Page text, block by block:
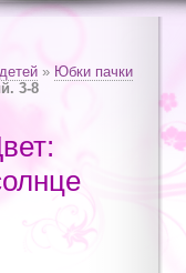
» Юбки пачки
3-8